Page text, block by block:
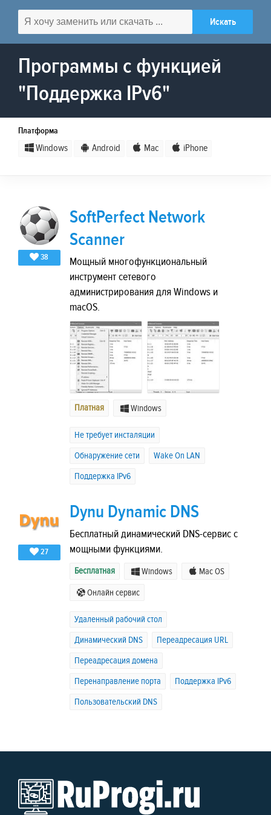
Программы с функцией
"Поддержка IPv6"
Платформа
Windows Android Mac iPhone
38
SoftPerfect Network
Scanner
Мощный многофункциональный
инструмент сетевого
администрирования для Windows и
macOS.
Платная Windows
Не требует инсталяции
Обнаружение сети
Wake On LAN
Поддержка IPv6
27
Dynu Dynamic DNS
Бесплатный динамический DNS-сервис с
мощными функциями.
Бесплатная Windows Mac OS
Онлайн сервис
Удаленный рабочий стол
Динамический DNS
Переадресация URL
Переадресация домена
Перенаправление порта
Поддержка IPv6
Пользовательский DNS